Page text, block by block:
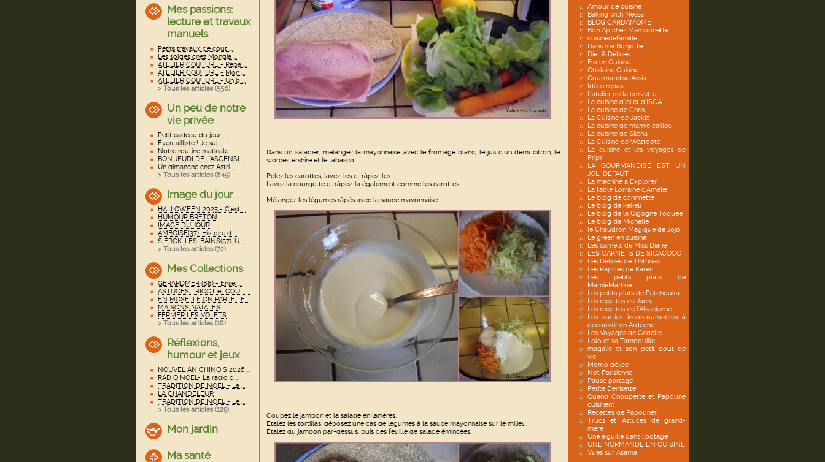
Amour de cuisine
Baking with Nessa
BLOG CARDAMOME
Bon Ap chez Mamounette
cuisinedefamille
Dans ma Bonjotte
Diet & Délices
Flo en Cuisine
Ghislaine Cuisine
Gourmandise Assia
Idées repas
L'atelier de la corvette
La cuisine d'ici et d'ISCA
La cuisine de Chris
La Cuisine de Jackie
La cuisine de mamie caillou
La cuisine de Silena
La Cuisine de Wattoote
La cuisine et les voyages de
Pripri
LA GOURMANDISE EST UN
JOLI DEFAUT
La machine à Explorer
La table Lorraine d'Amélie
Le blog de corinnette
Le blog de kekeli
Le blog de la Cigogne Toquée
Le blog de Michelle
le Chaudron Magique de Jojo
Le green en cuisine
Les carnets de Miss Diane
LES CARNETS DE SICACOCO
Les Délices de Thithoad
Les Papilles de Karen
Les petits plats de
MamieMartine
Les petits plats de Patchouka
Les recettes de Jacre
Les recettes de l'Alsacienne
Les sorties incontournables à
découvrir en Ardèche...
Les Voyages de Gridelle
Lolo et sa Tambouille
magalie et son petit bout de
vie
Momo délice
Not Parisienne
Pause partage
Petite Denisette
Quand Choupette et Papoune
cuisinent
Recettes de Papounet
Trucs et Astuces de grand-
mère
Une aiguille dans l'potage
UNE NORMANDE EN CUISINE
Vues sur Asama
Mes passions:
lecture et travaux
manuels
Petits travaux de cout ...
Les soldes chez Mondia ...
ATELIER COUTURE - Repa ...
ATELIER COUTURE - Mon ...
ATELIER COUTURE - Un b ...
> Tous les articles (556)
Un peu de notre
vie privée
Petit cadeau du jour.. ...
Éventailliste ! Je sui ...
Notre routine matinale
BON JEUDI DE L'ASCENSI ...
Un dimanche chez Astri ...
> Tous les articles (849)
Image du jour
HALLOWEEN 2025 - C'est ...
HUMOUR BRETON
IMAGE DU JOUR
AMBOISE(37)-Histoire d ...
SIERCK-LES-BAINS(57)-U ...
> Tous les articles (72)
Mes Collections
GERARDMER (88) - Ensei ...
ASTUCES TRICOT et COUT ...
EN MOSELLE ON PARLE LE ...
MAISONS NATALES
FERMER LES VOLETS
> Tous les articles (16)
Réflexions,
humour et jeux
NOUVEL AN CHINOIS 2026 ...
RADIO NOËL- La radio d ...
TRADITION DE NOËL - La ...
LA CHANDELEUR
TRADITION DE NOËL - Le ...
> Tous les articles (129)
Mon jardin
Ma santé
Dans un saladier, mélangez la mayonnaise avec le fromage blanc, le jus d'un demi citron, le
worcestershire et le tabasco.
Pelez les carottes, lavez-les et râpez-les.
Lavez la courgette et râpez-la également comme les carottes.
Mélangez les légumes râpés avec la sauce mayonnaise.
Coupez le jambon et la salade en lanières.
Étalez les tortillas, déposez une càs de légumes à la sauce mayonnaise sur le milieu.
Étalez du jambon par-dessus, puis des feuille de salade émincées.